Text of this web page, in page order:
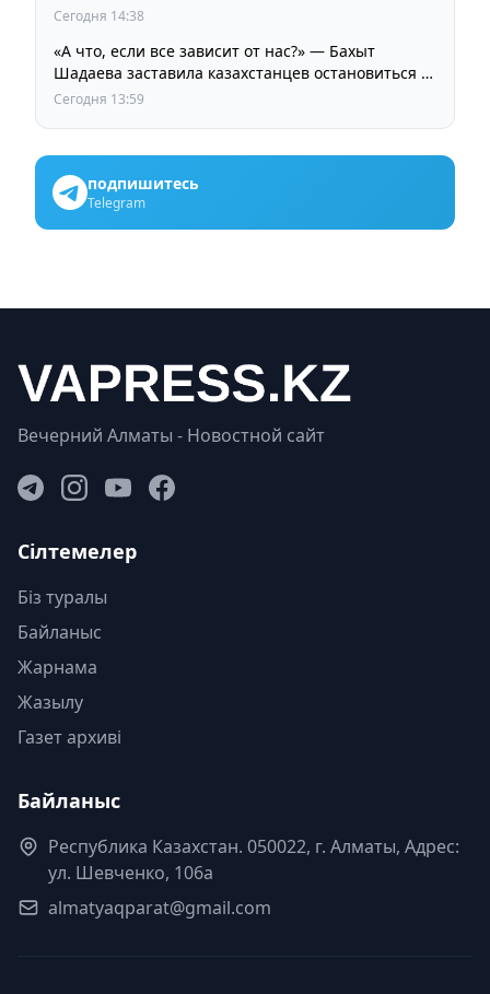
Сегодня 14:38
«А что, если все зависит от нас?» — Бахыт
Шадаева заставила казахстанцев остановиться и
задуматься
Сегодня 13:59
подпишитесь
Telegram
Вечерний Алматы - Новостной сайт
Сілтемелер
Біз туралы
Байланыс
Жарнама
Жазылу
Газет архиві
Байланыс
Республика Казахстан. 050022, г. Алматы, Адрес:
ул. Шевченко, 106а
almatyaqparat@gmail.com